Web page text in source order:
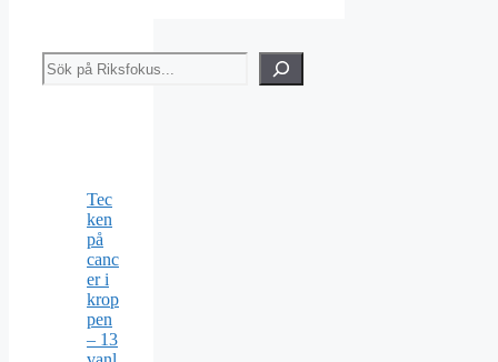
Sök
Tec
ken
på
canc
er i
krop
pen
– 13